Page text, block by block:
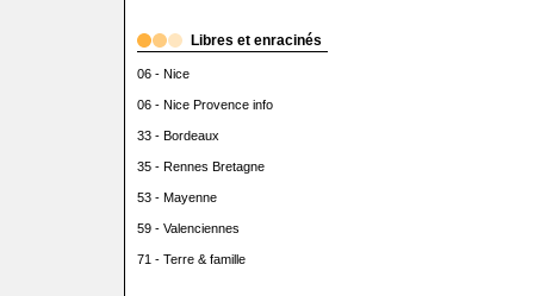
Libres et enracinés
06 - Nice
06 - Nice Provence info
33 - Bordeaux
35 - Rennes Bretagne
53 - Mayenne
59 - Valenciennes
71 - Terre & famille